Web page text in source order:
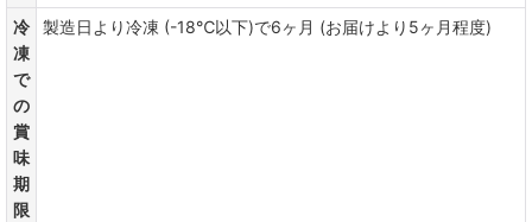
冷
凍
で
の
賞
味
期
限
製造日より冷凍 (-18℃以下)で6ヶ月 (お届けより5ヶ月程度)